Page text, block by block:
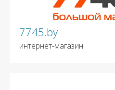
7745.by
интернет-магазин